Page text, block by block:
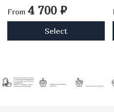
From 4 700 ₽
Select